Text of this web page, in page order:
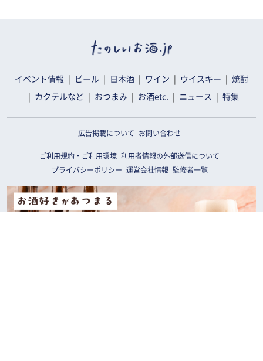
イベント情報 ビール 日本酒 ワイン ウイスキー 焼酎
カクテルなど おつまみ お酒etc. ニュース 特集
広告掲載について お問い合わせ
ご利用規約・ご利用環境 利用者情報の外部送信について
プライバシーポリシー
運営会社情報 監修者一覧